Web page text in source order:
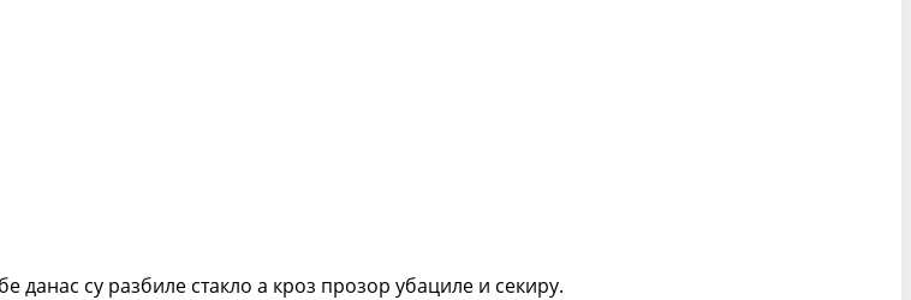
данас су разбиле стакло а кроз прозор убациле и секиру.